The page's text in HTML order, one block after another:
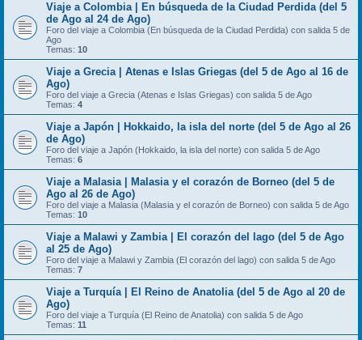
Viaje a Colombia | En búsqueda de la Ciudad Perdida (del 5
de Ago al 24 de Ago)
Foro del viaje a Colombia (En búsqueda de la Ciudad Perdida) con salida 5 de
Ago
Temas: 10
Viaje a Grecia | Atenas e Islas Griegas (del 5 de Ago al 16 de
Ago)
Foro del viaje a Grecia (Atenas e Islas Griegas) con salida 5 de Ago
Temas: 4
Viaje a Japón | Hokkaido, la isla del norte (del 5 de Ago al 26
de Ago)
Foro del viaje a Japón (Hokkaido, la isla del norte) con salida 5 de Ago
Temas: 6
Viaje a Malasia | Malasia y el corazón de Borneo (del 5 de
Ago al 26 de Ago)
Foro del viaje a Malasia (Malasia y el corazón de Borneo) con salida 5 de Ago
Temas: 10
Viaje a Malawi y Zambia | El corazón del lago (del 5 de Ago
al 25 de Ago)
Foro del viaje a Malawi y Zambia (El corazón del lago) con salida 5 de Ago
Temas: 7
Viaje a Turquía | El Reino de Anatolia (del 5 de Ago al 20 de
Ago)
Foro del viaje a Turquía (El Reino de Anatolia) con salida 5 de Ago
Temas: 11